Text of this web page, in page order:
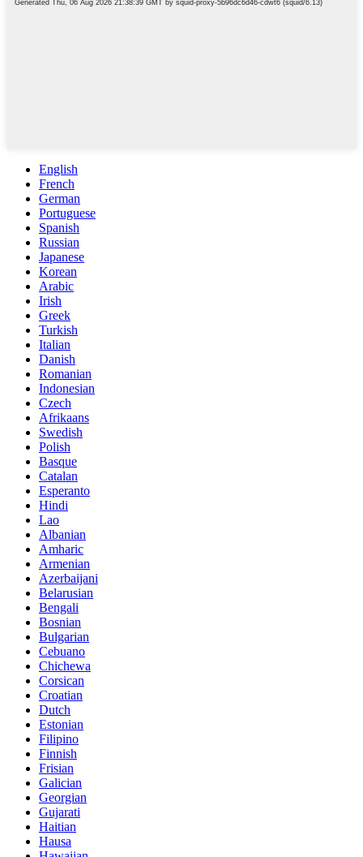
English
French
German
Portuguese
Spanish
Russian
Japanese
Korean
Arabic
Irish
Greek
Turkish
Italian
Danish
Romanian
Indonesian
Czech
Afrikaans
Swedish
Polish
Basque
Catalan
Esperanto
Hindi
Lao
Albanian
Amharic
Armenian
Azerbaijani
Belarusian
Bengali
Bosnian
Bulgarian
Cebuano
Chichewa
Corsican
Croatian
Dutch
Estonian
Filipino
Finnish
Frisian
Galician
Georgian
Gujarati
Haitian
Hausa